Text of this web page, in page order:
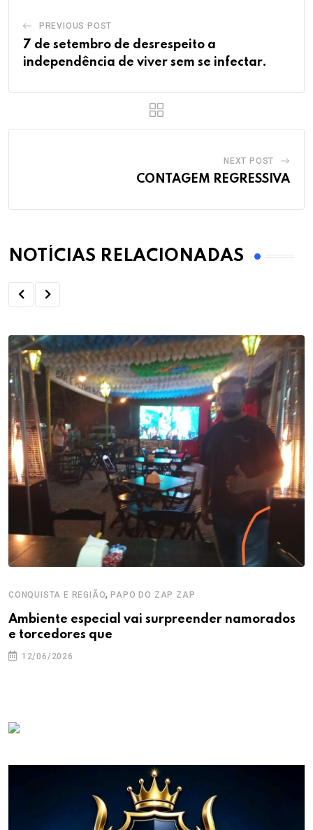
PREVIOUS POST
7 de setembro de desrespeito a
independência de viver sem se infectar.
NEXT POST
CONTAGEM REGRESSIVA
NOTÍCIAS RELACIONADAS
CONQUISTA E REGIÃO,PAPO DO ZAP ZAP
Ambiente especial vai surpreender namorados
e torcedores que
12/06/2026